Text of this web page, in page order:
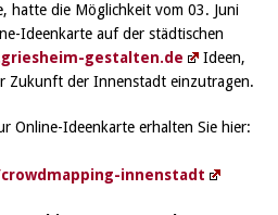
hatte die Möglichkeit vom 03. Juni
Ideenkarte auf der städtischen
gestalten.de
Ideen,
Zukunft der Innenstadt einzutragen.
Online-Ideenkarte erhalten Sie hier:
innenstadt